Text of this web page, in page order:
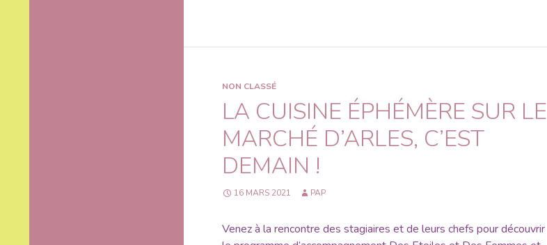
NON CLASSÉ
LA CUISINE ÉPHÉMÈRE SUR LE
MARCHÉ D’ARLES, C’EST
DEMAIN !
16 MARS 2021 PAP
Venez à la rencontre des stagiaires et de leurs chefs pour découvrir